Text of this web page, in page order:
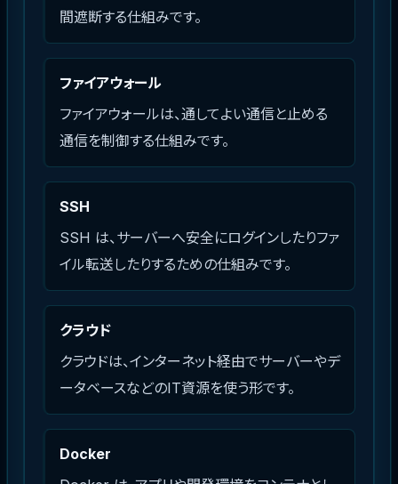
間遮断する仕組みです。
ファイアウォール
ファイアウォールは、通してよい通信と止める
通信を制御する仕組みです。
SSH
SSH は、サーバーへ安全にログインしたりファ
イル転送したりするための仕組みです。
クラウド
クラウドは、インターネット経由でサーバーやデ
ータベースなどのIT資源を使う形です。
Docker